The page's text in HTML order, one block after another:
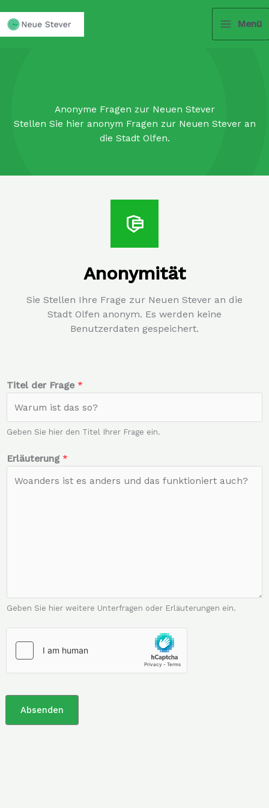
Inhalt
springen
Menü
Anonyme Fragen zur Neuen Stever
Stellen Sie hier anonym Fragen zur Neuen Stever an
die Stadt Olfen.
Anonymität
Sie Stellen Ihre Frage zur Neuen Stever an die
Stadt Olfen anonym. Es werden keine
Benutzerdaten gespeichert.
Titel der Frage *
Geben Sie hier den Titel Ihrer Frage ein.
Erläuterung *
Geben Sie hier weitere Unterfragen oder Erläuterungen ein.
Absenden